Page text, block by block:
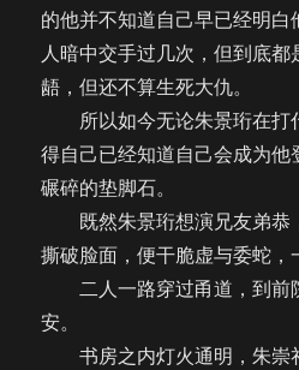
的他并不知道自己早已经明
人暗中交手过几次，但到底都
龉，但还不算生死大仇。
所以如今无论朱景珩在打
得自己已经知道自己会成为
碾碎的垫脚石。
既然朱景珩想演兄友弟恭
撕破脸面，便干脆虚与委蛇，
二人一路穿过甬道，到前
安。
书房之内灯火通明，朱崇